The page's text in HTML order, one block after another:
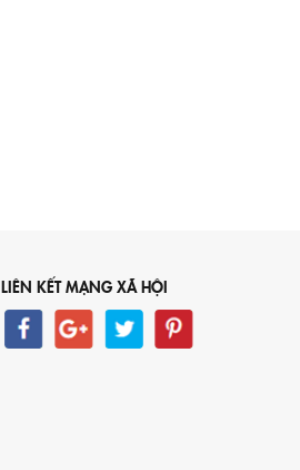
Máy xay cà phê Fiorenzato F5
19.500.000đ 19.000.000đ
LIÊN KẾT MẠNG XÃ HỘI